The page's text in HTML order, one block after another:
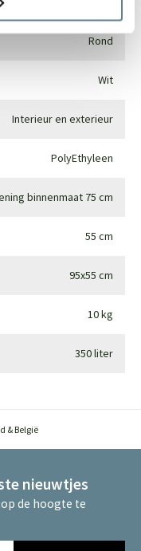
Rond
Wit
Interieur en exterieur
PolyEthyleen
binnenmaat 75 cm
55 cm
95x55 cm
10 kg
350 liter
& België
nieuwtjes
de hoogte te